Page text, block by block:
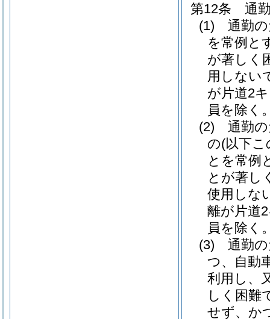
第12条
通
(1)
通勤
を常例と
が著しく
用しない
が片道2
員を除く
(2)
通勤
の(以下
とを常例
とが著し
使用しな
離が片道
員を除く
(3)
通勤
つ、自動
利用し、
しく困難
せず、か